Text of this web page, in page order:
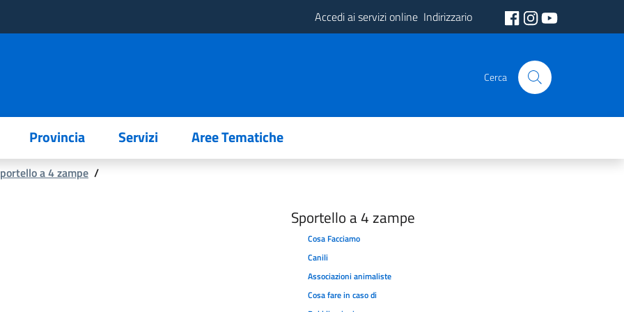
Accedi ai servizi online Indirizzario
Cerca
Provincia Servizi Aree Tematiche
a 4 zampe /
Sportello a 4 zampe
Cosa Facciamo
Canili
Associazioni animaliste
Cosa fare in caso di